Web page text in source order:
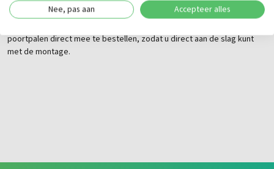
Bestel uw dubbele kastanje poorteenvoudig online of bezoek
poortpalen direct mee te bestellen, zodat u direct aan de slag kunt
met de montage.
Nee, pas aan Accepteer alles